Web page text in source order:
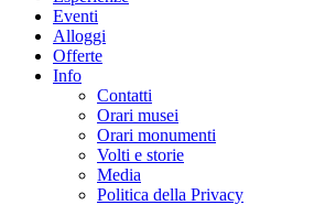
Eventi
Alloggi
Offerte
Info
Contatti
Orari musei
Orari monumenti
Volti e storie
Media
Politica della Privacy